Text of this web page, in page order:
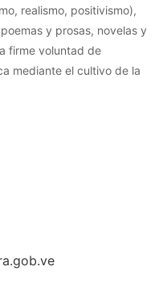
realismo, positivismo),
y prosas, novelas y
firme voluntad de
mediante el cultivo de la